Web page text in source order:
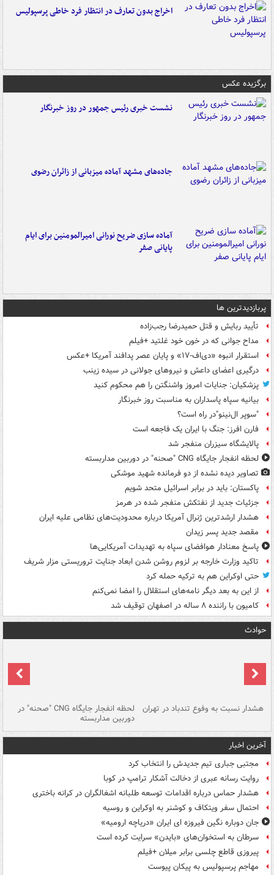
اخراج بدون تعارف در انتظار فرد خاطی پرسپولیس
برگزیده عکس
نشست خبری رئیس جمهور در روز خبرنگار
جاده‌های مشهد آماده میزبانی از زائران رضوی
آماده سازی ضریح نورانی امیرالمومنین برای ایام
پایانی صفر
پربازدیدترین ها
تأیید ربایش و قتل حمیدرضا رجب‌زاده
مداح جوانی که در خون خود غلتید +فیلم
استقرار انبوه «دی‌اف‑۱۷» و پایان عصر پدافند آمریکا +عکس
درگیری اعضای داعش و نیروهای جولانی در سیده زینب
پزشکیان: جنایات امروز واشنگتن را هم محکوم کنید
بیانیه سپاه پاسداران به مناسبت روز خبرنگار
"سوپر ال‌نینو"در راه است؟
فارن افرز: جنگ با ایران یک فاجعه است
پالایشگاه سیزران منفجر شد
لحظه انفجار جایگاه CNG "صحنه" در دوربین مداربسته
تصاویر دیده‌ نشده از دو فرمانده شهید موشکی
پاکستان: باید در برابر اسرائیل متحد شویم
جزئیات جدید از نفتکش منفجر شده در هرمز
هشدار ارشدترین ژنرال آمریکا درباره محدودیت‌های نظامی علیه ایران
مقصد جدید پسر زیدان
پاسخ معنادار هوافضای سپاه به تهدیدات آمریکایی‌ها
تاکید وزارت خارجه بر لزوم روشن شدن ابعاد جنایت تروریستی مزار شریف
حتی اوکراین هم به ترکیه حمله کرد
از این به بعد دیگر نامه‌های استقلال را امضا نمی‌کنم
کامیون با راننده ۸ ساله در اصفهان توقیف شد
حوادث
هشدار نسبت به وفوع تندباد در تهران لحظه انفجار جایگاه CNG "صحنه" در
دوربین مداربسته
آخرین اخبار
مجتبی جباری تیم جدیدش را انتخاب کرد
روایت رسانه عبری از دخالت آشکار ترامپ در کوبا
هشدار حماس درباره اقدامات توسعه طلبانه اشغالگران در کرانه باختری
احتمال سفر ویتکاف و کوشنر به اوکراین و روسیه
جان دوباره نگین فیروزه ای ایران «دریاچه ارومیه»
سرطان به استخوان‌های «بایدن» سرایت کرده است
پیروزی قاطع چلسی برابر میلان +فیلم
مهاجم پرسپولیس به پیکان پیوست